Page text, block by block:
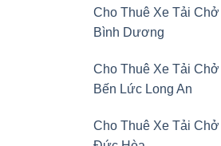
Cho Thuê Xe Tải
Bình Dương
Cho Thuê Xe Tải
Bến Lức Long An
Cho Thuê Xe Tải